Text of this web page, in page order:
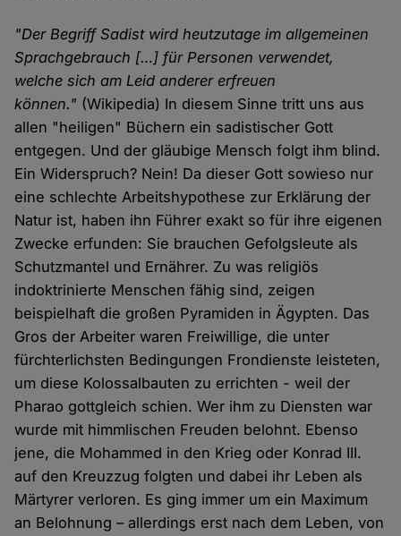
"Der Begriff Sadist wird heutzutage im allgemeinen
Sprachgebrauch […] für Personen verwendet,
welche sich am Leid anderer erfreuen
können." (Wikipedia) In diesem Sinne tritt uns aus
allen "heiligen" Büchern ein sadistischer Gott
entgegen. Und der gläubige Mensch folgt ihm blind.
Ein Widerspruch? Nein! Da dieser Gott sowieso nur
eine schlechte Arbeitshypothese zur Erklärung der
Natur ist, haben ihn Führer exakt so für ihre eigenen
Zwecke erfunden: Sie brauchen Gefolgsleute als
Schutzmantel und Ernährer. Zu was religiös
indoktrinierte Menschen fähig sind, zeigen
beispielhaft die großen Pyramiden in Ägypten. Das
Gros der Arbeiter waren Freiwillige, die unter
fürchterlichsten Bedingungen Frondienste leisteten,
um diese Kolossalbauten zu errichten - weil der
Pharao gottgleich schien. Wer ihm zu Diensten war
wurde mit himmlischen Freuden belohnt. Ebenso
jene, die Mohammed in den Krieg oder Konrad III.
auf den Kreuzzug folgten und dabei ihr Leben als
Märtyrer verloren. Es ging immer um ein Maximum
an Belohnung – allerdings erst nach dem Leben, von